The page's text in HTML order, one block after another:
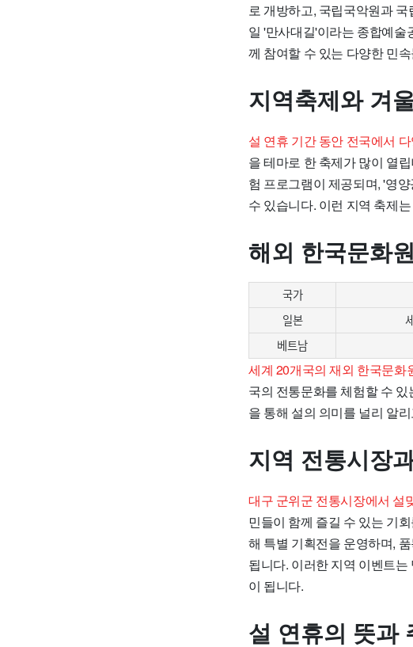
로 개방하고, 국립국악원과
일 '만사대길'이라는 종합예
께 참여할 수 있는 다양한 민
지역축제와 겨
설 연휴 기간 동안 전국에서
을 테마로 한 축제가 많이 열
험 프로그램이 제공되며, '영
수 있습니다. 이런 지역 축제
해외 한국문화
국가
일본
베트남
세계 20개국의 재외 한국문화
국의 전통문화를 체험할 수
을 통해 설의 의미를 널리 알
지역 전통시장
대구 군위군 전통시장에서 설
민들이 함께 즐길 수 있는 기
해 특별 기획전을 운영하며,
됩니다. 이러한 지역 이벤트
이 됩니다.
설 연휴의 뜻과